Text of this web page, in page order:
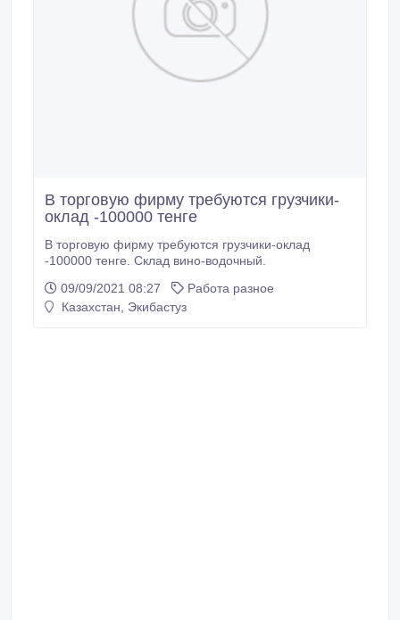
В торговую фирму требуются грузчики-
оклад -100000 тенге
В торговую фирму требуются грузчики-оклад
-100000 тенге. Склад вино-водочный.
09/09/2021 08:27
Работа разное
Казахстан, Экибастуз